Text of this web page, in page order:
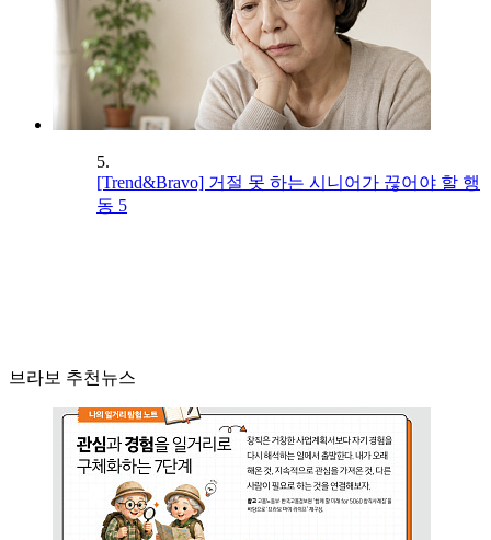
5.
[Trend&Bravo] 거절 못 하는 시니어가 끊어야 할 행
동 5
브라보 추천뉴스